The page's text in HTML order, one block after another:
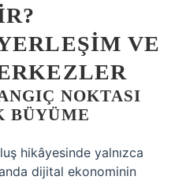
VE
NOKTASI
BÜYÜME
hikâyesinde yalnızca
dijital ekonominin